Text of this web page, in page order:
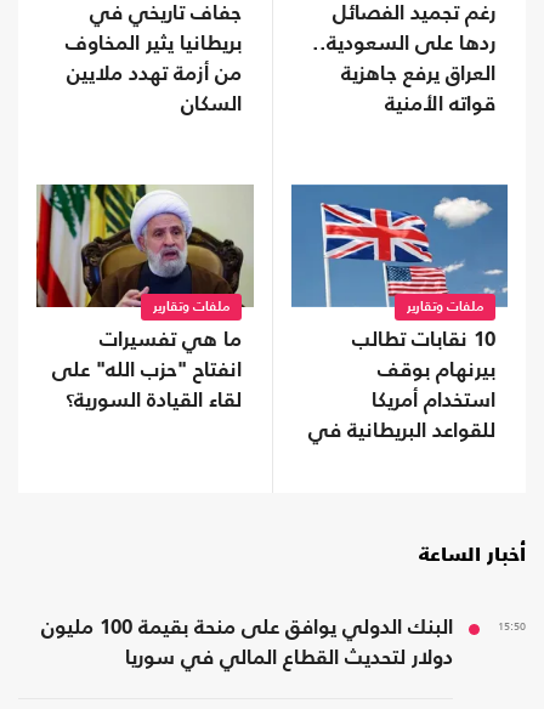
رغم تجميد الفصائل
ردها على السعودية..
العراق يرفع جاهزية
قواته الأمنية
جفاف تاريخي في
بريطانيا يثير المخاوف
من أزمة تهدد ملايين
السكان
ملفات وتقارير
10 نقابات تطالب
بيرنهام بوقف
استخدام أمريكا
للقواعد البريطانية في
ملفات وتقارير
ما هي تفسيرات
انفتاح "حزب الله" على
لقاء القيادة السورية؟
أخبار الساعة
15:50
البنك الدولي يوافق على منحة بقيمة 100 مليون
دولار لتحديث القطاع المالي في سوريا